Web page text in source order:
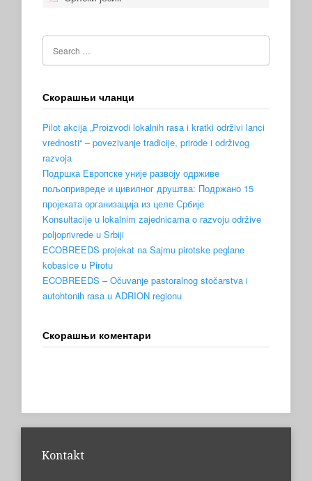
Скорашњи чланци
Pilot akcija „Proizvodi lokalnih rasa i kratki održivi lanci
vrednosti“ – povezivanje tradicije, prirode i održivog
razvoja
Подршка Европске уније развоју одрживе
пољопривреде и цивилног друштва: Подржано 15
пројеката организација из целе Србије
Konsultacije u lokalnim zajednicama o razvoju održive
poljoprivrede u Srbiji
ECOBREEDS projekat na Sajmu pirotske peglane
kobasice u Pirotu
ECOBREEDS – Očuvanje pastoralnog stočarstva i
autohtonih rasa u ADRION regionu
Скорашњи коментари
Kontakt